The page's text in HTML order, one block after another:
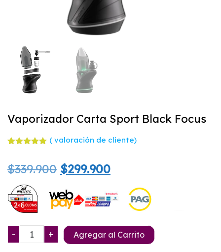
Vaporizador Carta Sport Black Focus
de 5 en
base a
de un
cliente
( valoración de cliente)
$339.900 El
precio
original
era:
$339.900.
$299.900El
precio
actual
es:
$299.900.
-
Vaporizador
Carta
+ Agregar al Carrito